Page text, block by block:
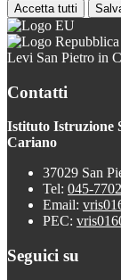
Accetta tutti
Levi San Pietro in
Contatti
Istituto Istruzione
Cariano
37029 San
Tel: 045-
Email:
PEC:
Seguici su